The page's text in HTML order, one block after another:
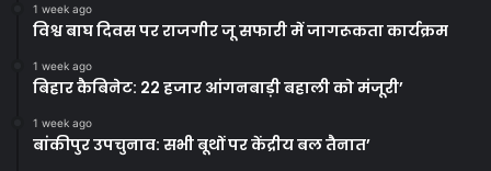
1 week ago
विश्व बाघ दिवस पर राजगीर जू सफारी में जागरूकता कार्यक्रम
1 week ago
बिहार कैबिनेट: 22 हजार आंगनबाड़ी बहाली को मंजूरी’
1 week ago
बांकीपुर उपचुनाव: सभी बूथों पर केंद्रीय बल तैनात’